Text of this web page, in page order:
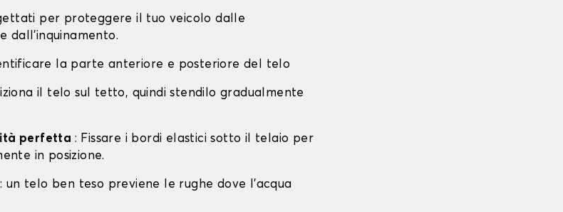
per proteggere il tuo veicolo dalle
dall'inquinamento.
la parte anteriore e posteriore del telo
il telo sul tetto, quindi stendilo gradualmente
perfetta : Fissare i bordi elastici sotto il telaio per
in posizione.
: un telo ben teso previene le rughe dove l'acqua